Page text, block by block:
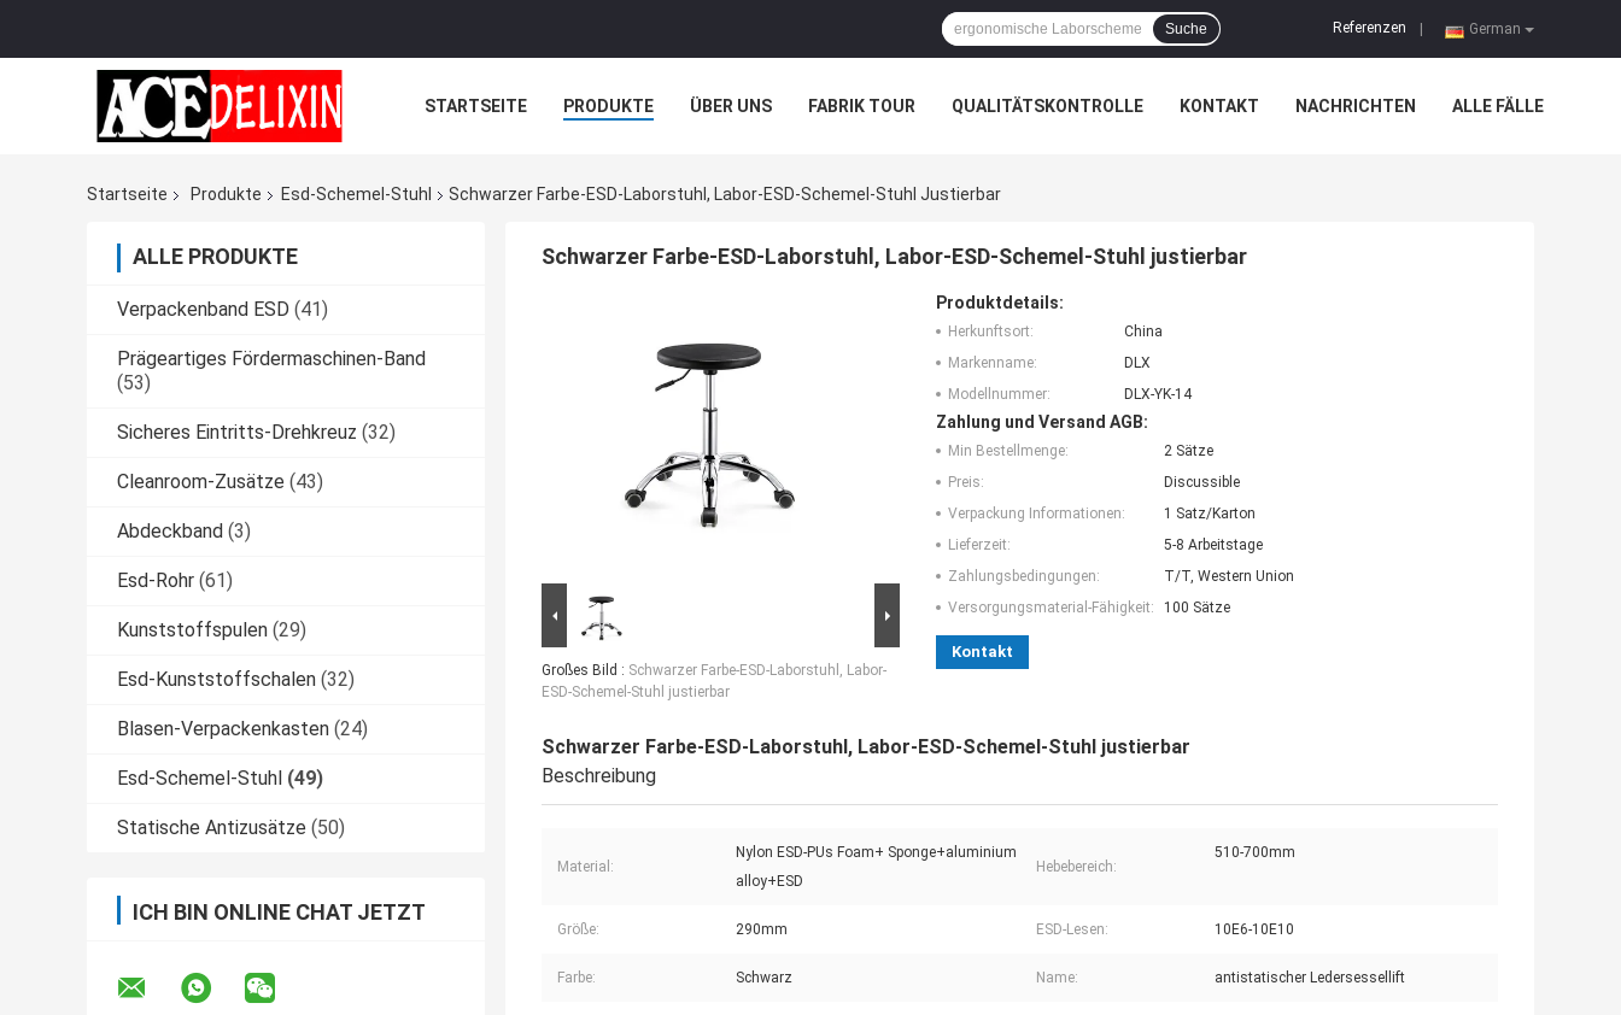
German
Referenzen
Suche
STARTSEITE PRODUKTE ÜBER UNS FABRIK TOUR QUALITÄTSKONTROLLE KONTAKT NACHRICHTEN ALLE FÄLLE
Startseite Produkte Esd-Schemel-Stuhl Schwarzer Farbe-ESD-Laborstuhl, Labor-ESD-Schemel-Stuhl Justierbar
ALLE PRODUKTE
Verpackenband ESD (41)
Prägeartiges Fördermaschinen-Band
(53)
Sicheres Eintritts-Drehkreuz (32)
Cleanroom-Zusätze (43)
Abdeckband (3)
Esd-Rohr (61)
Kunststoffspulen (29)
Esd-Kunststoffschalen (32)
Blasen-Verpackenkasten (24)
Esd-Schemel-Stuhl (49)
Statische Antizusätze (50)
ICH BIN ONLINE CHAT JETZT
Schwarzer Farbe-ESD-Laborstuhl, Labor-ESD-Schemel-Stuhl justierbar
Großes Bild : Schwarzer Farbe-ESD-Laborstuhl, Labor-
ESD-Schemel-Stuhl justierbar
Produktdetails:
Herkunftsort:
China
Markenname:
DLX
Modellnummer:
DLX-YK-14
Zahlung und Versand AGB:
Min Bestellmenge:
2 Sätze
Preis:
Discussible
Verpackung Informationen:
1 Satz/Karton
Lieferzeit:
5-8 Arbeitstage
Zahlungsbedingungen:
T/T, Western Union
Versorgungsmaterial-Fähigkeit:
100 Sätze
Kontakt
Schwarzer Farbe-ESD-Laborstuhl, Labor-ESD-Schemel-Stuhl justierbar
Beschreibung
Material:
Nylon ESD-PUs Foam+ Sponge+aluminium
alloy+ESD
Hebebereich:
510-700mm
Größe: 290mm ESD-Lesen: 10E6-10E10
Farbe: Schwarz Name: antistatischer Ledersessellift